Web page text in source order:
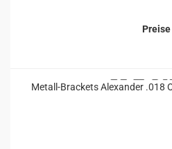
Metall-​​Bra­ckets Alex­an­der .018